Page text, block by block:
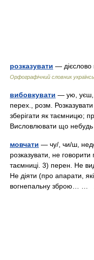
розказувати — дієслово
Орфографічний словник
вибовкувати — ую, уєш,
перех., розм.
зберігати як таємницю;
Висловлювати що
мовчати — чу/, чи/ш,
розказувати, не
таємниці. 3) перен. Не
Не діяти (про апарати,
вогнепальну зброю… …